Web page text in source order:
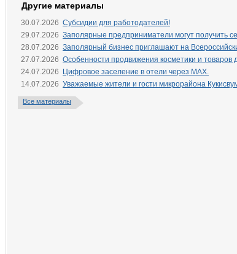
Другие материалы
30.07.2026 Субсидии для работодателей!
29.07.2026 Заполярные предприниматели могут получить
28.07.2026 Заполярный бизнес приглашают на
27.07.2026 Особенности продвижения косметики и
24.07.2026
Цифровое заселение в отели через МАХ.
14.07.2026 Уважаемые жители и гости микрорайона
Все материалы